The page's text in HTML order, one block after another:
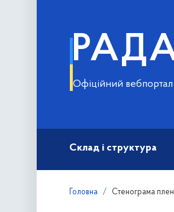
Офіційний
Склад і структура
Головна Стенограма